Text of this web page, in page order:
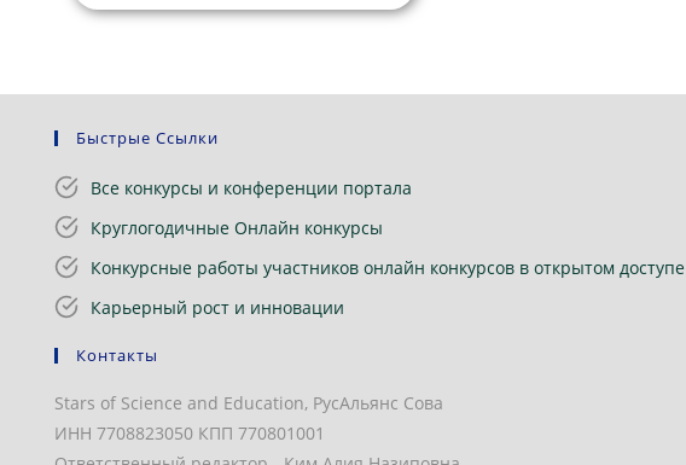
Быстрые Ссылки
Все конкурсы и конференции портала
Круглогодичные Онлайн конкурсы
Конкурсные работы участников онлайн конкурсов в открытом доступе
Карьерный рост и инновации
Контакты
Stars of Science and Education, РусАльянс Сова
ИНН 7708823050 КПП 770801001